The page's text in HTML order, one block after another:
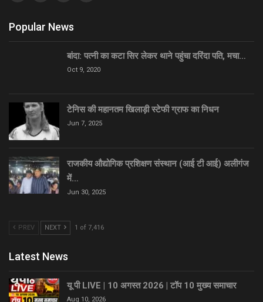
Popular News
बांदा: पत्नी का कटा सिर लेकर थाने पहुंचा दरिंदा पति, मचा…
Oct 9, 2020
टेनिस की महानतम खिलाड़ी स्टेफी ग्राफ का निधन
Jun 7, 2025
राजकीय औद्योगिक प्रशिक्षण संस्थान (आई टी आई) अलीगंज
में…
Jun 30, 2025
PREV NEXT 1 of 7,416
Latest News
यू पी LIVE | 10 अगस्त 2026 | टॉप 10 मुख्य समाचार
Aug 10, 2026